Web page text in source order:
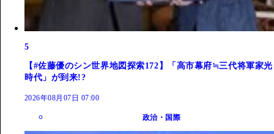
5
【#佐藤優のシン世界地図探索172】「高市幕府≒三代将軍家光
時代」が到来!?
2026年08月07日 07:00
政治・国際